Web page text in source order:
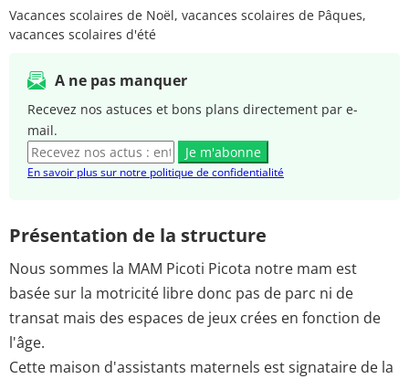
Vacances scolaires de Noël, vacances scolaires de Pâques,
vacances scolaires d'été
A ne pas manquer
Recevez nos astuces et bons plans directement par e-
mail.
Je m'abonne
En savoir plus sur notre politique de confidentialité
Présentation de la structure
Nous sommes la MAM Picoti Picota notre mam est
basée sur la motricité libre donc pas de parc ni de
transat mais des espaces de jeux crées en fonction de
l'âge.
Cette maison d'assistants maternels est signataire de la